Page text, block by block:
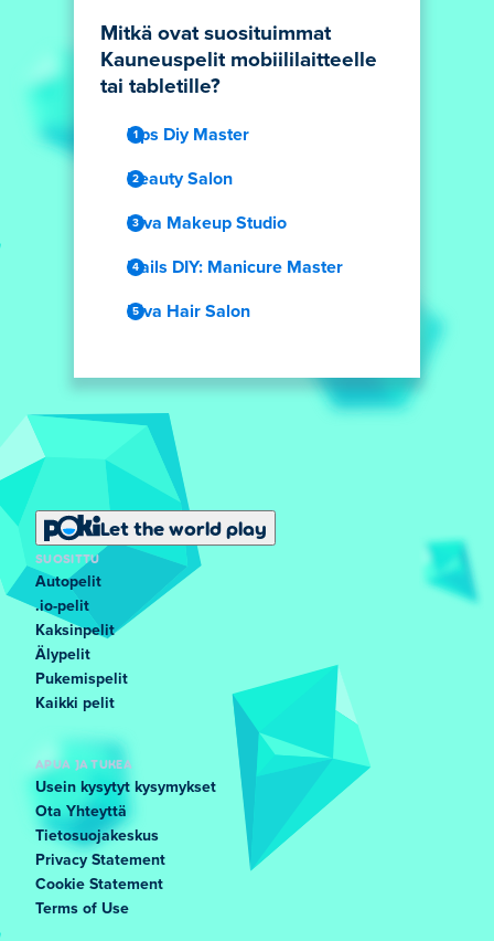
Mitkä ovat suosituimmat
Kauneuspelit mobiililaitteelle
tai tabletille?
Lips Diy Master
Beauty Salon
Diva Makeup Studio
Nails DIY: Manicure Master
Diva Hair Salon
Let the world play
SUOSITTU
Autopelit
.io-pelit
Kaksinpelit
Älypelit
Pukemispelit
Kaikki pelit
APUA JA TUKEA
Usein kysytyt kysymykset
Ota Yhteyttä
Tietosuojakeskus
Privacy Statement
Cookie Statement
Terms of Use